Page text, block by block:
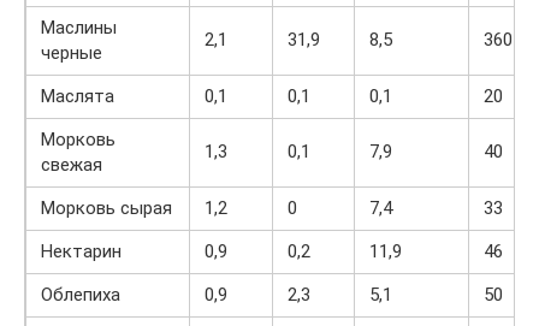
Маслины
черные
2,1 31,9 8,5 360
Маслята 0,1 0,1 0,1
20
Морковь
свежая
1,3 0,1 7,9 40
Морковь сырая 1,2 0 7,4
33
Нектарин
0,9 0,2 11,9
46
Облепиха
0,9 2,3 5,1
50